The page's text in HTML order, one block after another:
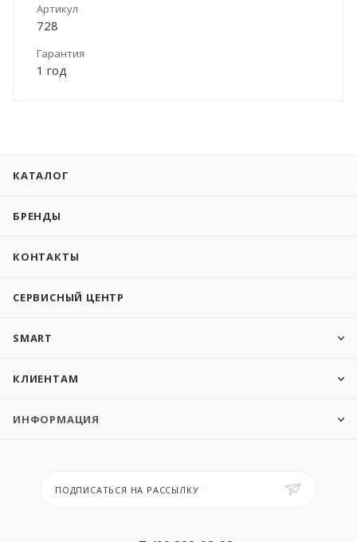
Артикул
728
Гарантия
1 год
КАТАЛОГ
БРЕНДЫ
КОНТАКТЫ
СЕРВИСНЫЙ ЦЕНТР
SMART
КЛИЕНТАМ
ИНФОРМАЦИЯ
ПОДПИСАТЬСЯ НА РАССЫЛКУ